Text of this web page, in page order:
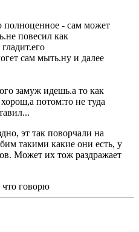
полноценное - сам может
повесил как
сам мыть.ну и далее
замуж идешь.а то как
потом:то не туда
эт так поворчали на
такими какие они есть, у
Может их тож раздражает
говорю